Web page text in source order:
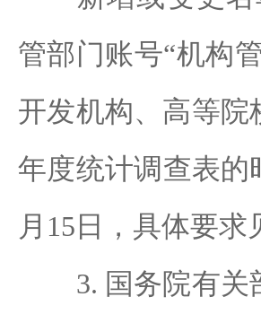
管部门账号“机构
开发机构、高等
年度统计调查表的
月15日，具体要求
3. 国务院有关